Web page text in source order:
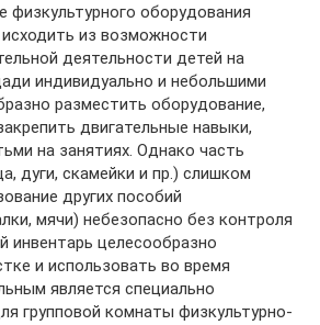
физкультурного оборудования
из возможности
деятельности детей на
индивидуально и небольшими
разместить оборудование,
двигательные навыки,
на занятиях. Однако часть
дуги, скамейки и пр.) слишком
других пособий
мячи) небезопасно без контроля
инвентарь целесообразно
и использовать во время
является специально
групповой комнаты физкультурно-